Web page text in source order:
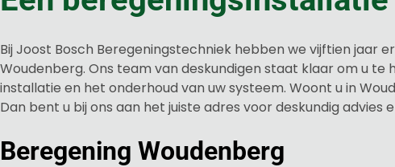
Bij Joost Bosch Beregeningstechniek hebben we vijftien jaar
Woudenberg. Ons team van deskundigen staat klaar om u
installatie en het onderhoud van uw systeem. Woont u in
Dan bent u bij ons aan het juiste adres voor deskundig advies
Beregening Woudenberg